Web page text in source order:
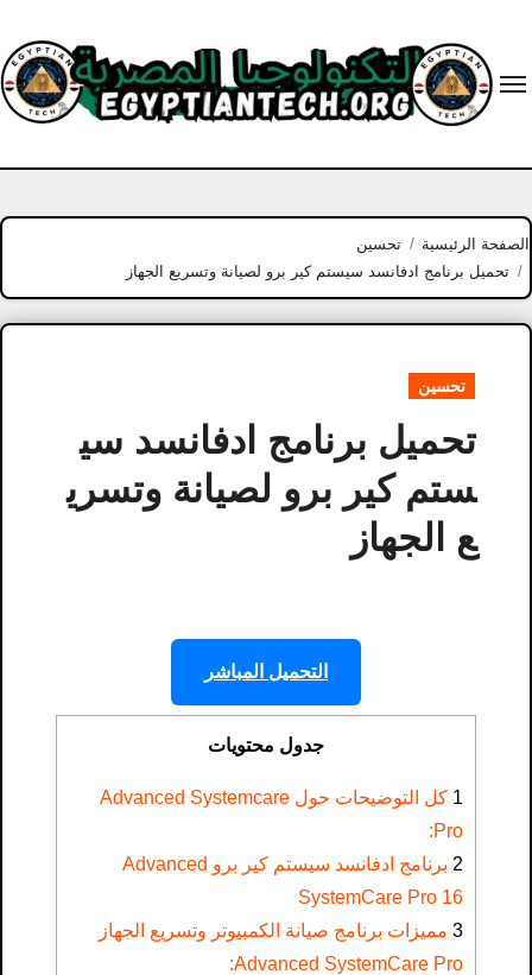
content
الصفحة الرئيسية
تحسين
تحميل برنامج ادفانسد سيستم كير برو لصيانة وتسريع الجهاز
تحسين
تحميل برنامج ادفانسد سي
ستم كير برو لصيانة وتسري
ع الجهاز
التحميل المباشر
جدول محتويات
1
كل التوضيحات حول Advanced Systemcare
Pro​:
2
برنامج ادفانسد سيستم كير برو Advanced
SystemCare Pro 16
3 مميزات برنامج صيانة الكمبيوتر وتسريع الجهاز
Advanced SystemCare Pro: